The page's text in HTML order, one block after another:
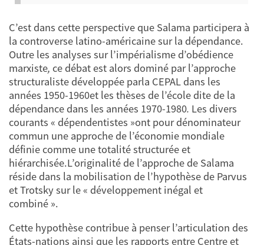
C’est dans cette perspective que Salama participera à
la controverse latino-américaine sur la dépendance.
Outre les analyses sur l’impérialisme d’obédience
marxiste, ce débat est alors dominé par l’approche
structuraliste développée parla CEPAL dans les
années 1950-1960et les thèses de l’école dite de la
dépendance dans les années 1970-1980. Les divers
courants « dépendentistes »ont pour dénominateur
commun une approche de l’économie mondiale
définie comme une totalité structurée et
hiérarchisée.L’originalité de l’approche de Salama
réside dans la mobilisation de l’hypothèse de Parvus
et Trotsky sur le « développement inégal et
combiné ».
Cette hypothèse contribue à penser l’articulation des
États-nations ainsi que les rapports entre Centre et